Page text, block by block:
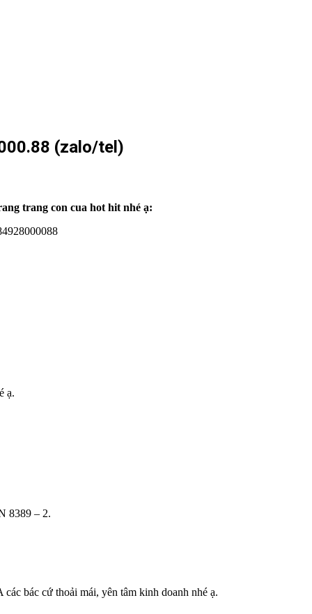
(zalo/tel)
trang con cua hot hit nhé ạ:
ạ.
8389 – 2.
bác cứ thoải mái, yên tâm kinh doanh nhé ạ.